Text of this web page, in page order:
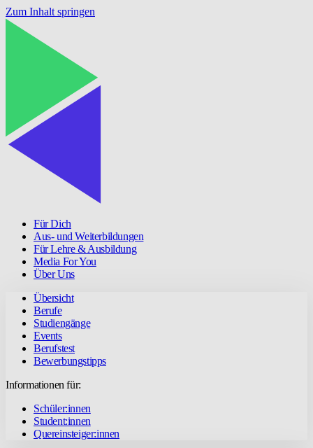
Zum Inhalt springen
Für Dich
Aus- und Weiterbildungen
Für Lehre & Ausbildung
Media For You
Über Uns
Übersicht
Berufe
Studiengänge
Events
Berufstest
Bewerbungstipps
Informationen für:
Schüler:innen
Student:innen
Quereinsteiger:innen